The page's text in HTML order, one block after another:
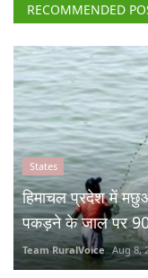
RECOMMENDED
States
हिमाचल प्रदेश में
पकड़ने के जाल पर
Team RuralVoice Aug 8,